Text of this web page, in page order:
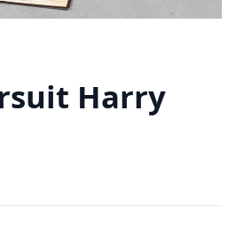
Harry